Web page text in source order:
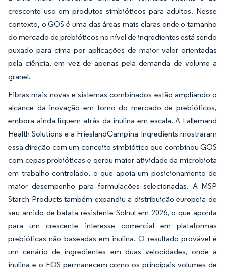
crescente uso em produtos simbióticos para adultos. Nesse
contexto, o GOS é uma das áreas mais claras onde o tamanho
do mercado de prebióticos no nível de ingredientes está sendo
puxado para cima por aplicações de maior valor orientadas
pela ciência, em vez de apenas pela demanda de volume a
granel.
Fibras mais novas e sistemas combinados estão ampliando o
alcance da inovação em torno do mercado de prebióticos,
embora ainda fiquem atrás da inulina em escala. A Lallemand
Health Solutions e a FrieslandCampina Ingredients mostraram
essa direção com um conceito simbiótico que combinou GOS
com cepas probióticas e gerou maior atividade da microbiota
em trabalho controlado, o que apoia um posicionamento de
maior desempenho para formulações selecionadas. A MSP
Starch Products também expandiu a distribuição europeia de
seu amido de batata resistente Solnul em 2026, o que aponta
para um crescente interesse comercial em plataformas
prebióticas não baseadas em inulina. O resultado provável é
um cenário de ingredientes em duas velocidades, onde a
inulina e o FOS permanecem como os principais volumes de